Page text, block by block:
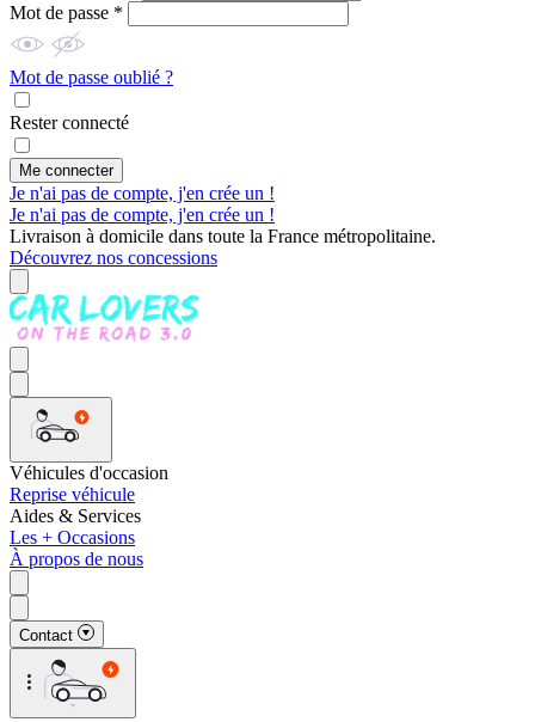
Mot de passe *
Mot de passe oublié ?
Rester connecté
Me connecter
Je n'ai pas de compte, j'en crée un !
Je n'ai pas de compte, j'en crée un !
Livraison à domicile dans toute la France métropolitaine.
Découvrez nos concessions
Véhicules d'occasion
Reprise véhicule
Aides & Services
Les + Occasions
À propos de nous
Contact